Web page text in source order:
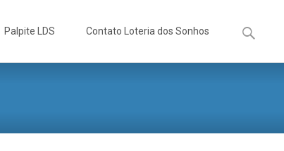
Palpite LDS Contato Loteria dos Sonhos
por: